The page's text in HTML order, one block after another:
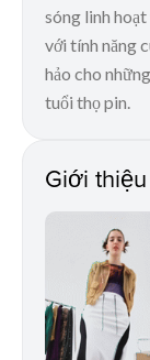
sóng linh
với tính năng
hảo cho
tuổi thọ pin.
Giới